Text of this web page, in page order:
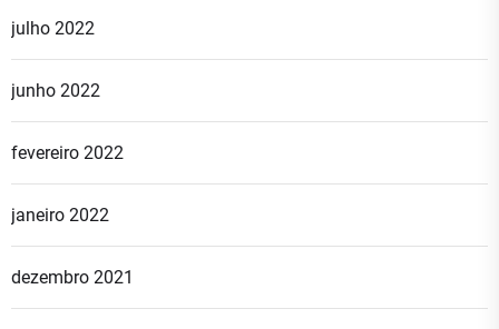
julho 2022
junho 2022
fevereiro 2022
janeiro 2022
dezembro 2021